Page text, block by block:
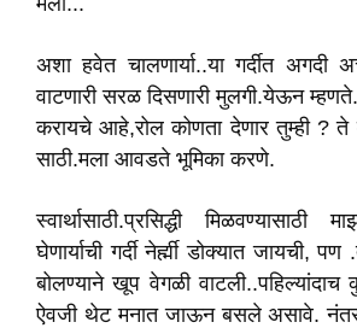
अशा हवेत चालणार्या..या गर्दीत
वाटणारी सरळ दिसणारी मुलगी.येऊन
करायचे आहे,रोल कोणता देणार तुम्ही ? ते
साठी.मला आवडते भूमिका करणे.
स्वार्थासाठी.प्रसिद्धी
घेणार्याची गर्दी नेर्ह्मी डोक्यात जायची,
बोलण्याने खूप वेगळी वाटली..पहिल्यांदाच
ऐवजी थेट मनात जाऊन बसले असावे. नंतर